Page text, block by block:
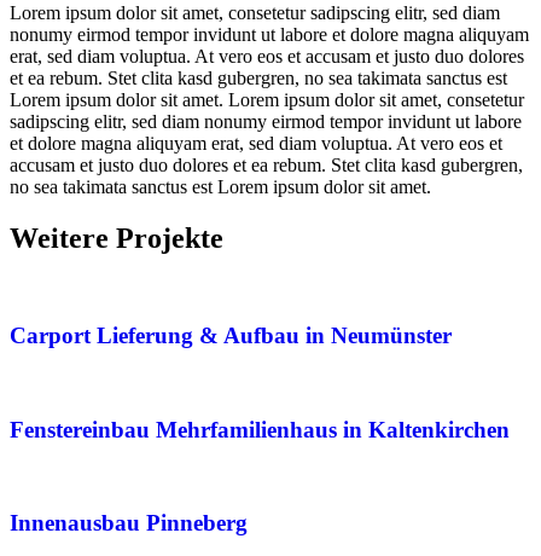
Lorem ipsum dolor sit amet, consetetur sadipscing elitr, sed diam
nonumy eirmod tempor invidunt ut labore et dolore magna aliquyam
erat, sed diam voluptua. At vero eos et accusam et justo duo dolores
et ea rebum. Stet clita kasd gubergren, no sea takimata sanctus est
Lorem ipsum dolor sit amet. Lorem ipsum dolor sit amet, consetetur
sadipscing elitr, sed diam nonumy eirmod tempor invidunt ut labore
et dolore magna aliquyam erat, sed diam voluptua. At vero eos et
accusam et justo duo dolores et ea rebum. Stet clita kasd gubergren,
no sea takimata sanctus est Lorem ipsum dolor sit amet.
Weitere Projekte
Carport Lieferung & Aufbau in Neumünster
Fenstereinbau Mehrfamilienhaus in Kaltenkirchen
Innenausbau Pinneberg